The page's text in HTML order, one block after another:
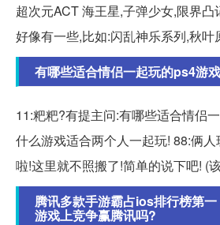
超次元ACT 海王星,子弹少女,限界凸
好像有一些,比如:闪乱神乐系列,秋叶
有哪些适合情侣一起玩的ps4游
11:粑粑?有提主问:有哪些适合情侣
什么游戏适合两个人一起玩! 88:俩
啦!这里就不照搬了!简单的说下吧! (
腾讯多款手游霸占ios排行榜第
游戏上竞争赢腾讯吗?